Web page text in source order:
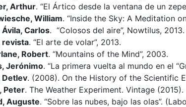
Arthur. “El Ártico desde la ventana de un
William. “Inside the Sky: A Meditation
Ávila, Carlos. “Colosos del aire”, Nowtilus, 2013.
revista. “El arte de volar”, 2013.
Robert. “Mountains of the Mind”, 2003.
Jerónimo. “La primera vuelta al mundo en el
Detlev. (2008). On the History of the Scientific
Peter. The Weather Experiment. Vintage (2015).
Auguste. “Sobre las nubes, bajo las olas”.